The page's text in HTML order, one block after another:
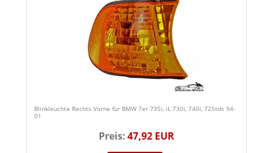
Blinkleuchte Rechts Vorne für BMW 7er 735i, iL 730i, 740i, 725tds 94-
01
Preis:47,92 EUR